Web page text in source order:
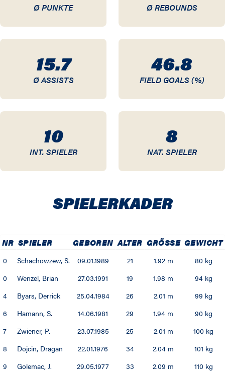
10 / 11
08 / 09
07 / 08
05 / 06
04 / 05
01 / 02
00 / 01
98 / 99
96 / 97
Ø PUNKTE Ø REBOUNDS
15.7
Ø ASSISTS
46.8
FIELD GOALS (%)
10
INT. SPIELER
8
NAT. SPIELER
SPIELER­KADER
NR SPIELER GEBOREN ALTER GRÖSSE GEWICHT
0 Schachowzew, S. 09.01.1989 21 1.92 m
80 kg
0
Wenzel, Brian 27.03.1991 19 1.98 m
94 kg
4
Byars, Derrick 25.04.1984 26 2.01 m
99 kg
6
Hamann, S. 14.06.1981 29 1.94 m
90 kg
7
Zwiener, P. 23.07.1985 25 2.01 m
100 kg
8
Dojcin, Dragan 22.01.1976 34 2.04 m
101 kg
9
Golemac, J. 29.05.1977 33 2.09 m
110 kg